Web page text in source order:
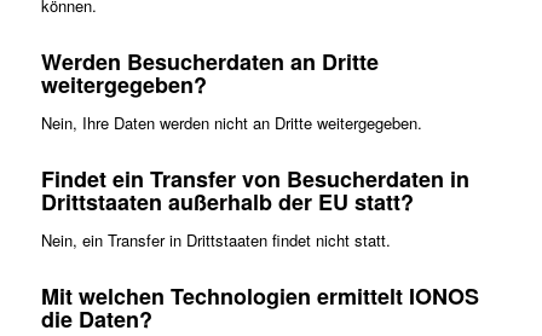
können.
Werden Besucherdaten an Dritte
weitergegeben?
Nein, Ihre Daten werden nicht an Dritte weitergegeben.
Findet ein Transfer von Besucherdaten in
Drittstaaten außerhalb der EU statt?
Nein, ein Transfer in Drittstaaten findet nicht statt.
Mit welchen Technologien ermittelt IONOS
die Daten?